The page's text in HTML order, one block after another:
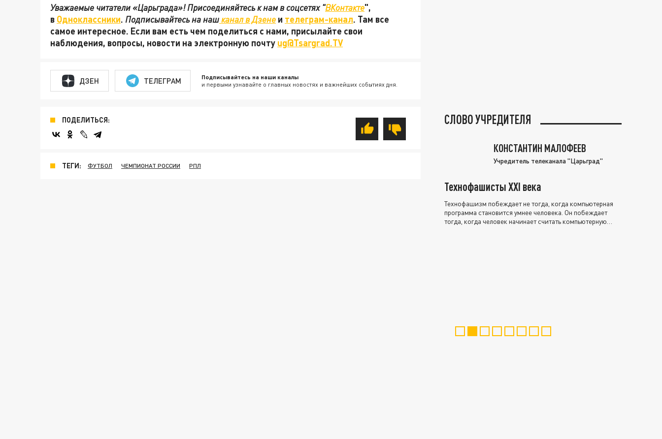
Уважаемые читатели «Царьграда»! Присоединяйтесь к нам в соцсетях "ВКонтакте",
в Одноклассники. Подписывайтесь на нашканал в Дзене и телеграм-канал. Там все
самое интересное. Если вам есть чем поделиться с нами, присылайте свои
наблюдения, вопросы, новости на электронную почту ug@Tsargrad.TV
ДЗЕН ТЕЛЕГРАМ Подписывайтесь на наши каналы
и первыми узнавайте о главных новостях и важнейших событиях дня.
ПОДЕЛИТЬСЯ:
ТЕГИ: ФУТБОЛ ЧЕМПИОНАТ РОССИИ РПЛ
СЛОВО УЧРЕДИТЕЛЯ
КОНСТАНТИН МАЛОФЕЕВ
Учредитель телеканала "Царьград"
Технофашисты XXI века
Технофашизм побеждает не тогда, когда компьютерная
программа становится умнее человека. Он побеждает
тогда, когда человек начинает считать компьютерную